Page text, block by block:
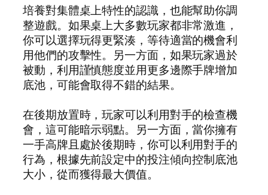
培養對集體桌上特性的認識，也能幫助你調
整遊戲。如果桌上大多數玩家都非常激進，
你可以選擇玩得更緊湊，等待適當的機會利
用他們的攻擊性。另一方面，如果玩家過於
被動，利用謹慎態度並用更多邊際手牌增加
底池，可能會取得不錯的結果。
在後期放置時，玩家可以利用對手的檢查機
會，這可能暗示弱點。另一方面，當你擁有
一手高牌且處於後期時，你可以利用對手的
行為，根據先前設定中的投注傾向控制底池
大小，從而獲得最大價值。